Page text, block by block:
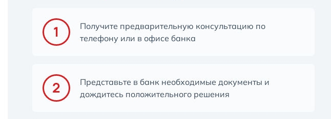
Получите предварительную консультацию по
телефону или в офисе банка
Представьте в банк необходимые документы и
дождитесь положительного решения